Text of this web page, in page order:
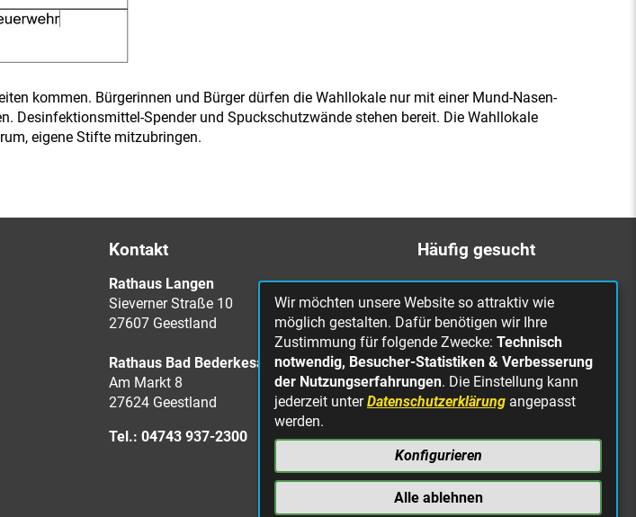
kommen. Bürgerinnen und Bürger dürfen die Wahllokale nur mit einer Mund-Nasen-
Desinfektionsmittel-Spender und Spuckschutzwände stehen bereit. Die Wahllokale
eigene Stifte mitzubringen.
Kontakt
Rathaus Langen
Sieverner Straße 10
27607 Geestland
Rathaus Bad Bederkesa
Am Markt 8
27624 Geestland
Tel.: 04743 937-2300
Häufig gesucht
Bürgerbüro
Online Rathaus
Was erledige ich wo?
Stellenangebote
Mängelmeldung
defekt
Wir möchten unsere Website so attraktiv wie
möglich gestalten. Dafür benötigen wir Ihre
Zustimmung für folgende Zwecke: Technisch
notwendig, Besucher-Statistiken & Verbesserung
der Nutzungserfahrungen. Die Einstellung kann
jederzeit unterDatenschutzerklärung angepasst
werden.
Konfigurieren
Alle ablehnen